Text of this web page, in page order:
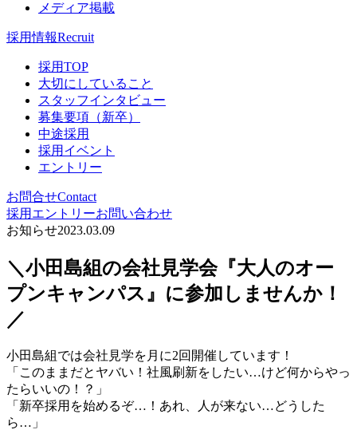
メディア掲載
採用情報Recruit
採用TOP
大切にしていること
スタッフインタビュー
募集要項（新卒）
中途採用
採用イベント
エントリー
お問合せContact
採用エントリーお問い合わせ
お知らせ2023.03.09
＼小田島組の会社見学会『大人のオー
プンキャンパス』に参加しませんか！
／
小田島組では会社見学を月に2回開催しています！
「このままだとヤバい！社風刷新をしたい…けど何からやっ
たらいいの！？」
「新卒採用を始めるぞ…！あれ、人が来ない…どうした
ら…」